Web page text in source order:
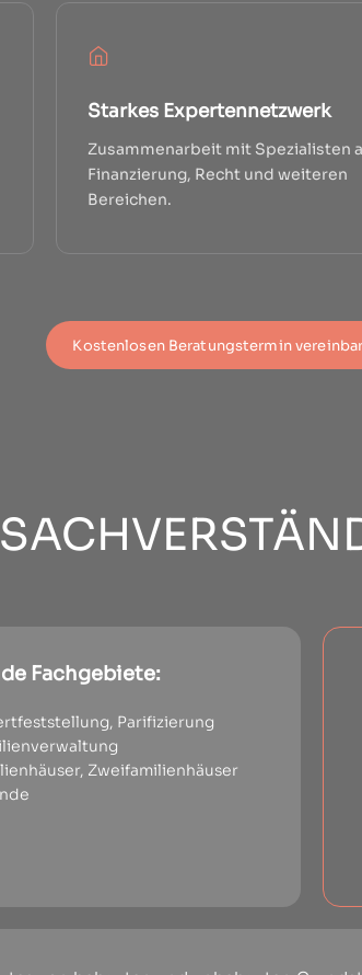
Starkes Expertennetzwerk
Zusammenarbeit mit Spezialisten
Finanzierung, Recht und weiteren
Bereichen.
Kostenlosen Beratungstermin
Fachgebiete:
Parifizierung
Zweifamilienhäuser